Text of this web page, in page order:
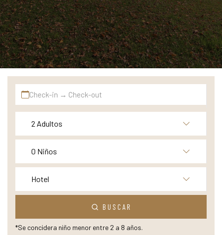
Check-in → Check-out
2 Adultos
0 Niños
Hotel
BUSCAR
*Se concidera niño menor entre 2 a 8 años.